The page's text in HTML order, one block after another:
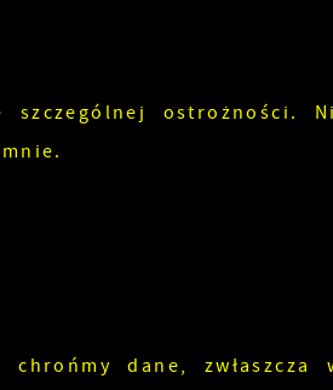
ostrożności.
dane, zwłaszcza